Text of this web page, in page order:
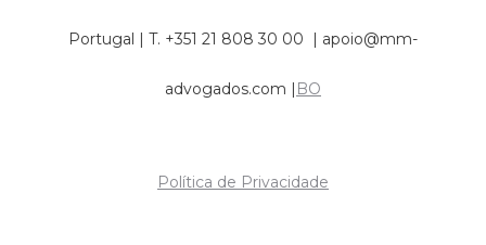
Portugal | T. +351 21 808 30 00 | apoio@mm-
advogados.com | BO
Política de Privacidade